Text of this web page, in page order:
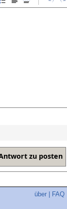
über FAQ